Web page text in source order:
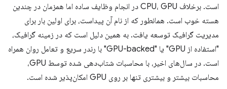
است. برخلاف CPU، GPU در انجام وظایف ساده اما همزمان در چندین
هسته خوب است. همانطور که از نام آن پیداست، برای اولین بار برای
مدیریت گرافیک توسعه یافت. به همین دلیل است که در زمینه گرافیک،
"استفاده از GPU" یا "GPU-backed" با رندر سریع و تعامل روان همراه
است. در سال‌های اخیر، با محاسبات شتاب‌دهی شده توسط GPU،
محاسبات بیشتر و بیشتری تنها بر روی GPU امکان‌پذیر شده است.